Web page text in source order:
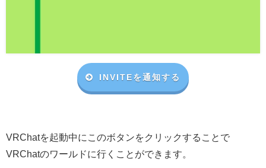
INVITEを通知する
VRChatを起動中にこのボタンをクリックすることで
VRChatのワールドに行くことができます。